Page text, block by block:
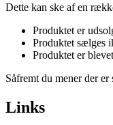
Dette kan ske af en
Produktet er
Produktet sælges
Produktet er
Såfremt du mener der
Links